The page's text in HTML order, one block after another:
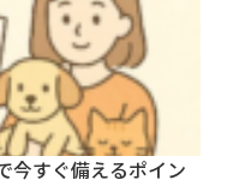
今すぐ備えるポイン